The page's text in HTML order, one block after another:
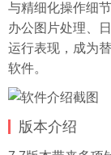
与精细化操作细
办公图片处理、
运行表现，成为
软件。
版本介绍